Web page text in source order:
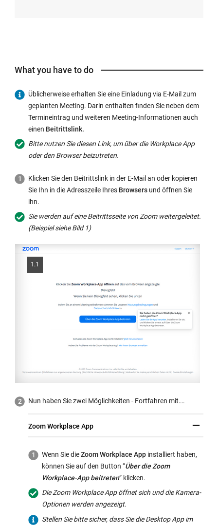
n
d
w:
k
o
p
n
s
n
t
e
i
n
d
o
l
n
k
o
e
i
n
h
w
i
n
d
w:
What you have to do
Üblicherweise erhalten Sie eine Einladung via E-Mail zum
geplanten Meeting. Darin enthalten finden Sie neben dem
Termineintrag und weiteren Meeting-Informationen auch
einen Beitrittslink.
Bitte nutzen Sie diesen Link, um über die Workplace App
oder den Browser beizutreten.
Klicken Sie den Beitrittslink in der E-Mail an oder kopieren
Sie Ihn in die Adresszeile Ihres Browsers und öffnen Sie
ihn.
Sie werden auf eine Beitrittsseite von Zoom weitergeleitet.
(Beispiel siehe Bild 1)
1.1
Nun haben Sie zwei Möglichkeiten - Fortfahren mit….
Zoom Workplace App
Wenn Sie dieZoom Workplace App installiert haben,
können Sie auf den Button “Über die Zoom
Workplace-App beitreten” klicken.
Die Zoom Workplace App öffnet sich und die Kamera-
Optionen werden angezeigt.
Stellen Sie bitte sicher, dass Sie die Desktop App im